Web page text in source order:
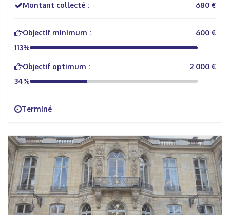
Montant collecté : 680 €
Objectif minimum :
600 €
113%
Objectif optimum :
2 000 €
34%
Terminé